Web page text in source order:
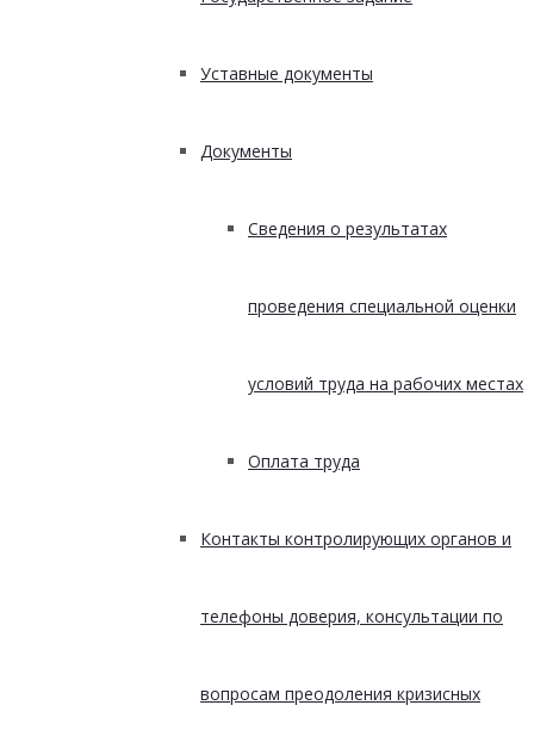
Уставные документы
Документы
Сведения о результатах
проведения специальной оценки
условий труда на рабочих местах
Оплата труда
Контакты контролирующих органов и
телефоны доверия, консультации по
вопросам преодоления кризисных